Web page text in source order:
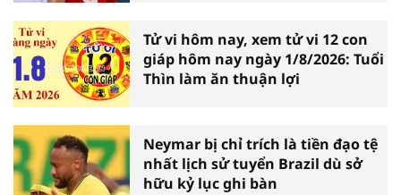
Tử vi hôm nay, xem tử vi 12 con
giáp hôm nay ngày 1/8/2026: Tuổi
Thìn làm ăn thuận lợi
Neymar bị chỉ trích là tiền đạo tệ
nhất lịch sử tuyển Brazil dù sở
hữu kỷ lục ghi bàn